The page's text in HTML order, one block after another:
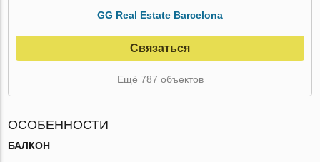
GG Real Estate Barcelona
Связаться
Ещё 787 объектов
ОСОБЕННОСТИ
БАЛКОН